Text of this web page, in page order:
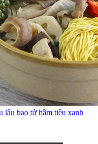
lẩu bao tử hầm tiêu xanh